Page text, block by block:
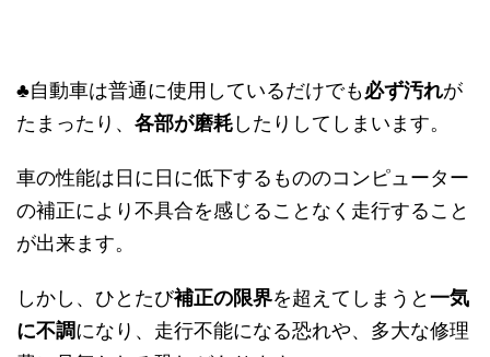
♣自動車は普通に使用しているだけでも必ず汚れが
たまったり、 各部が磨耗したりしてしまいます。
車の性能は日に日に低下するもののコンピューター
の補正により不具合を感じることなく走行すること
が出来ます。
しかし、ひとたび補正の限界を超えてしまうと一気
に不調になり、走行不能になる恐れや、多大な修理